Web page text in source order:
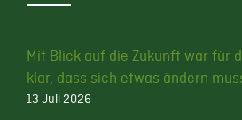
Mit Blick auf die Zukunft war für
klar, dass sich etwas ändern
13 Juli 2026